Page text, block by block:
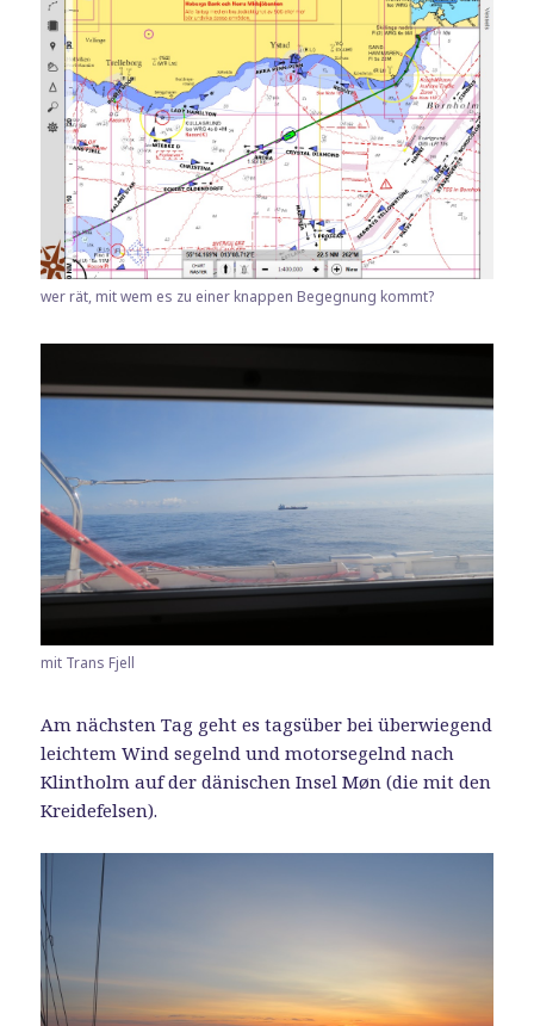
wer rät, mit wem es zu einer knappen Begegnung kommt?
mit Trans Fjell
Am nächsten Tag geht es tagsüber bei überwiegend
leichtem Wind segelnd und motorsegelnd nach
Klintholm auf der dänischen Insel Møn (die mit den
Kreidefelsen).